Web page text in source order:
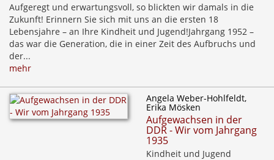
Aufgeregt und erwartungsvoll, so blickten wir damals in die
Zukunft! Erinnern Sie sich mit uns an die ersten 18
Lebensjahre – an Ihre Kindheit und Jugend!Jahrgang 1952 –
das war die Generation, die in einer Zeit des Aufbruchs und
der...
mehr
Angela Weber-Hohlfeldt,
Erika Mösken
Aufgewachsen in der
DDR - Wir vom Jahrgang
1935
Kindheit und Jugend